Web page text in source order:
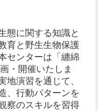
態に関する知識と
育と野生生物保護
センターは「纏綿
・開催いたしま
地演習を通じて、
、行動パターンを
察のスキルを習得